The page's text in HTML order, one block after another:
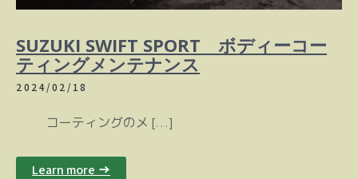
SUZUKI SWIFT SPORT ボディーコー
ティングメンテナンス
2024/02/18
コーティングのメ […]
Learn more →